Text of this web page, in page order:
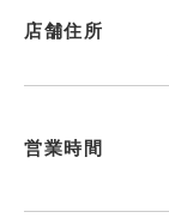
店舗住所
営業時間